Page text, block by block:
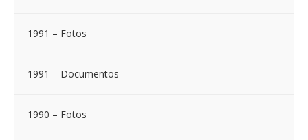
1991 – Fotos
1991 – Documentos
1990 – Fotos